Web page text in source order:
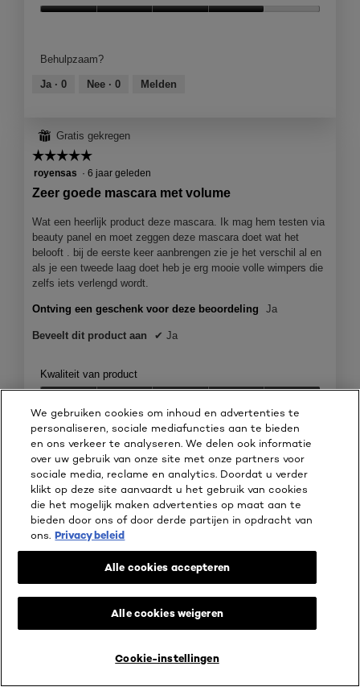
4
van
Behulpzaam?
Ja · 0 Nee · 0 Melden
⊞ Gratis gekregen
☆☆☆☆☆
☆☆☆☆☆
5
van
sterren.
royensas · 6 jaar geleden
Zeer goede mascara met volume
Wat een heerlijk product deze mascara. Ik mag hem testen via
beauty panel en moet zeggen deze mascara doet wat het
belooft . bij de eerste keer aanbrengen zie je het verschil al en
als je een tweede laag doet heb je erg mooie volle wimpers die
zelfs iets verlengd wordt.
Ontving een geschenk voor deze beoordeling Ja
Beveelt dit product aan ✔ Ja
Kwaliteit van product
van
product,
5
van
5
Behulpzaam?
Ja · 0 Nee · 0 Melden
⊞ Gratis gekregen
☆☆☆☆☆
☆☆☆☆☆
4
5
sterren.
Mary18 · 6 jaar geleden
Mooi diepzwart van kleur
diepzwarte kleur die je ogen direct laten stralen. Het borsteltje
is grof waardoor er wel een grote hoeveelheid aangebracht
gaan, geeft het een stunning look.
LIVE TRY ON
We gebruiken cookies om inhoud en advertenties te
personaliseren, sociale mediafuncties aan te bieden
en ons verkeer te analyseren. We delen ook informatie
over uw gebruik van onze site met onze partners voor
sociale media, reclame en analytics. Doordat u verder
klikt op deze site aanvaardt u het gebruik van cookies
die het mogelijk maken advertenties op maat aan te
bieden door ons of door derde partijen in opdracht van
ons. Privacy beleid
Cookie-instellingen
Alle cookies weigeren
Alle cookies accepteren